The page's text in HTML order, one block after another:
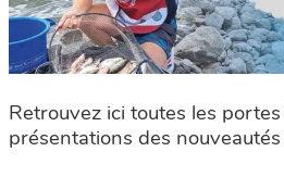
Retrouvez ici toutes les
présentations des